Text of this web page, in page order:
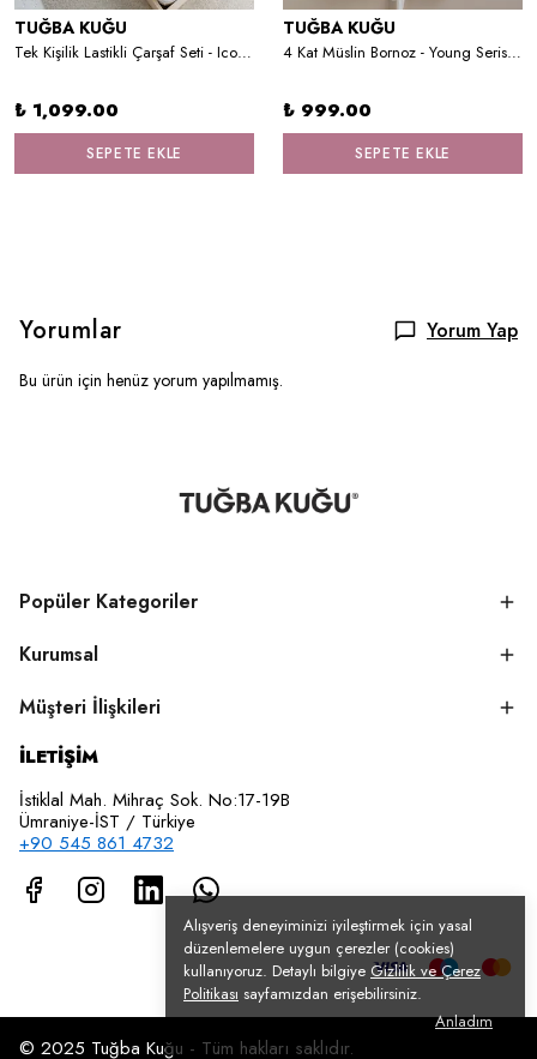
Alışveriş deneyiminizi iyileştirmek için yasal
düzenlemelere uygun çerezler (cookies)
kullanıyoruz. Detaylı bilgiye Gizlilik ve Çerez
Politikası sayfamızdan erişebilirsiniz.
Anladım
TUĞBA KUĞU
Tek Kişilik Lastikli Çarşaf Seti - Iconic Serisi - Forest Animals
₺ 1,099.00
SEPETE EKLE
TUĞBA KUĞU
4 Kat Müslin Bornoz - Young Serisi - Kedili Kız
₺ 999.00
SEPETE EKLE
Yorumlar Yorum Yap
Bu ürün için henüz yorum yapılmamış.
Popüler Kategoriler
Kurumsal
Müşteri İlişkileri
İLETİŞİM
İstiklal Mah. Mihraç Sok. No:17-19B
Ümraniye-İST / Türkiye
+90 545 861 4732
© 2025 Tuğba Kuğu - Tüm hakları saklıdır.